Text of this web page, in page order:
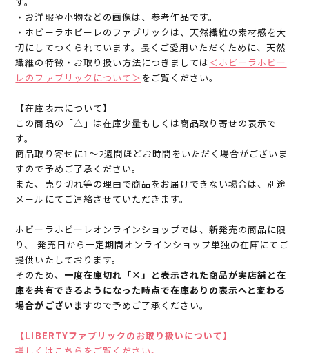
・お洋服や小物などの画像は、参考作品です。
・ホビーラホビーレのファブリックは、天然繊維の素材感を大
切にしてつくられています。長くご愛用いただくために、天然
繊維の特徴・お取り扱い方法につきましては＜ホビーラホビー
レのファブリックについて＞ をご覧ください。
【在庫表示について】
この商品の「△」は在庫少量もしくは商品取り寄せの表示で
す。
商品取り寄せに1～2週間ほどお時間をいただく場合がございま
すので予めご了承ください。
また、売り切れ等の理由で商品をお届けできない場合は、別途
メールにてご連絡させていただきます。
ホビーラホビーレオンラインショップでは、新発売の商品に限
り、 発売日から一定期間オンラインショップ単独の在庫にてご
提供いたしております。
そのため、 一度在庫切れ「×」と表示された商品が実店舗と在
庫を共有できるようになった時点で在庫ありの表示へと変わる
場合がございますので予めご了承ください。
【LIBERTYファブリックのお取り扱いについて】